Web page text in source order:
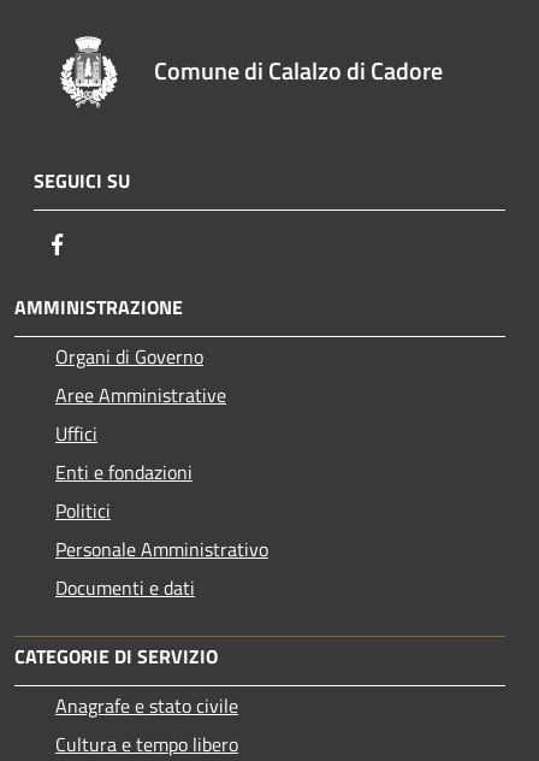
Comune di Calalzo di Cadore
SEGUICI SU
AMMINISTRAZIONE
Organi di Governo
Aree Amministrative
Uffici
Enti e fondazioni
Politici
Personale Amministrativo
Documenti e dati
CATEGORIE DI SERVIZIO
Anagrafe e stato civile
Cultura e tempo libero